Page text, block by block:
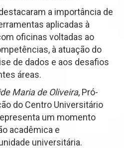
a importância de
aplicadas à
oficinas voltadas ao
à atuação do
de dados e aos desafios
áreas.
Maria de Oliveira, Pró-
do Centro Universitário
um momento
acadêmica e
universitária.